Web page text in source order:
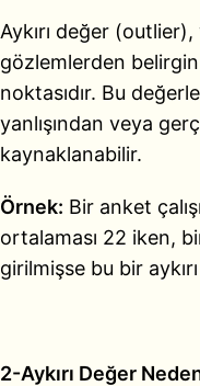
Aykırı değer
gözlemlerden
noktasıdır. Bu
yanlışından veya
kaynaklanabilir.
Örnek: Bir anket
ortalaması 22 iken,
girilmişse bu bir
2-Aykırı Değer